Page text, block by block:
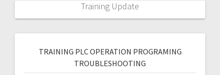
Training Update
TRAINING PLC OPERATION PROGRAMING
TROUBLESHOOTING